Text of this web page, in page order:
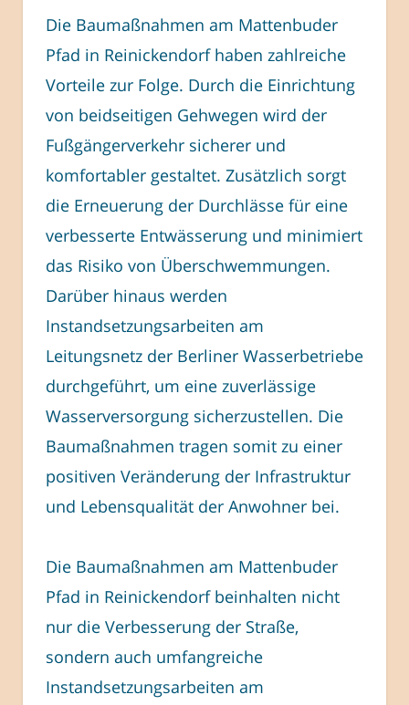
Die Baumaßnahmen am Mattenbuder
Pfad in Reinickendorf haben zahlreiche
Vorteile zur Folge. Durch die Einrichtung
von beidseitigen Gehwegen wird der
Fußgängerverkehr sicherer und
komfortabler gestaltet. Zusätzlich sorgt
die Erneuerung der Durchlässe für eine
verbesserte Entwässerung und minimiert
das Risiko von Überschwemmungen.
Darüber hinaus werden
Instandsetzungsarbeiten am
Leitungsnetz der Berliner Wasserbetriebe
durchgeführt, um eine zuverlässige
Wasserversorgung sicherzustellen. Die
Baumaßnahmen tragen somit zu einer
positiven Veränderung der Infrastruktur
und Lebensqualität der Anwohner bei.
Die Baumaßnahmen am Mattenbuder
Pfad in Reinickendorf beinhalten nicht
nur die Verbesserung der Straße,
sondern auch umfangreiche
Instandsetzungsarbeiten am